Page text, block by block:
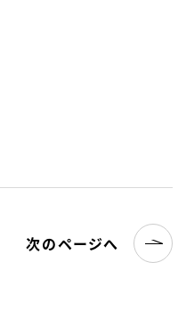
次のページへ